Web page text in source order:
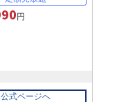
円
公式ページへ